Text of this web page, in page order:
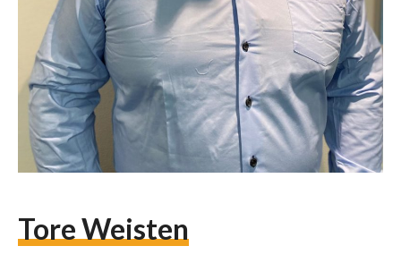
Tore Weisten